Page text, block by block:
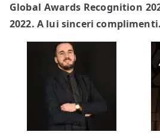
Global Awards Recognition
2022. A lui sinceri complimenti.